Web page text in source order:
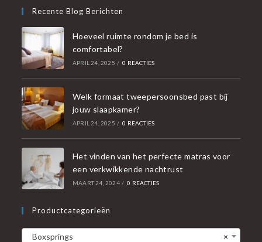
Recente Blog Berichten
Hoeveel ruimte rondom je bed is
comfortabel?
APRIL 24, 2025 / 0 REACTIES
Welk formaat tweepersoonsbed past bij
jouw slaapkamer?
APRIL 24, 2025 / 0 REACTIES
Het vinden van het perfecte matras voor
een verkwikkende nachtrust
MAART 24, 2024 / 0 REACTIES
Productcategorieën
×
Boxsprings